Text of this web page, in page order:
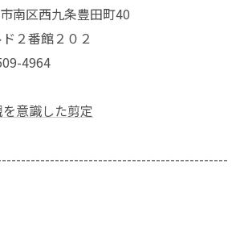
南区西九条豊田町40
２番館２０２
4964
意識した剪定